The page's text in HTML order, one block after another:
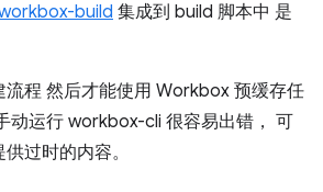
build 集成到 build 脚本中 是
流程 然后才能使用 Workbox 预缓存任
动运行 workbox-cli 很容易出错， 可
过时的内容。